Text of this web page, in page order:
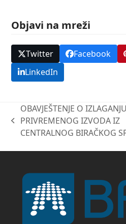
Objavi na mreži
Twitter Facebook
LinkedIn
previous
post:
OBAVJEŠTENJE O IZLAGANJU
PRIVREMENOG IZVODA IZ
CENTRALNOG BIRAČKOG